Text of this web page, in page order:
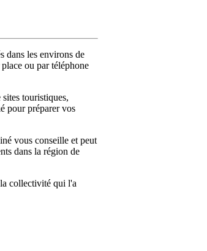
dans les environs de
ou par téléphone
touristiques,
pour préparer vos
vous conseille et peut
dans la région de
collectivité qui l'a